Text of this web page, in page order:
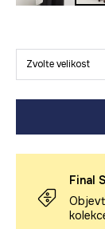
Zvolte velikost
Final